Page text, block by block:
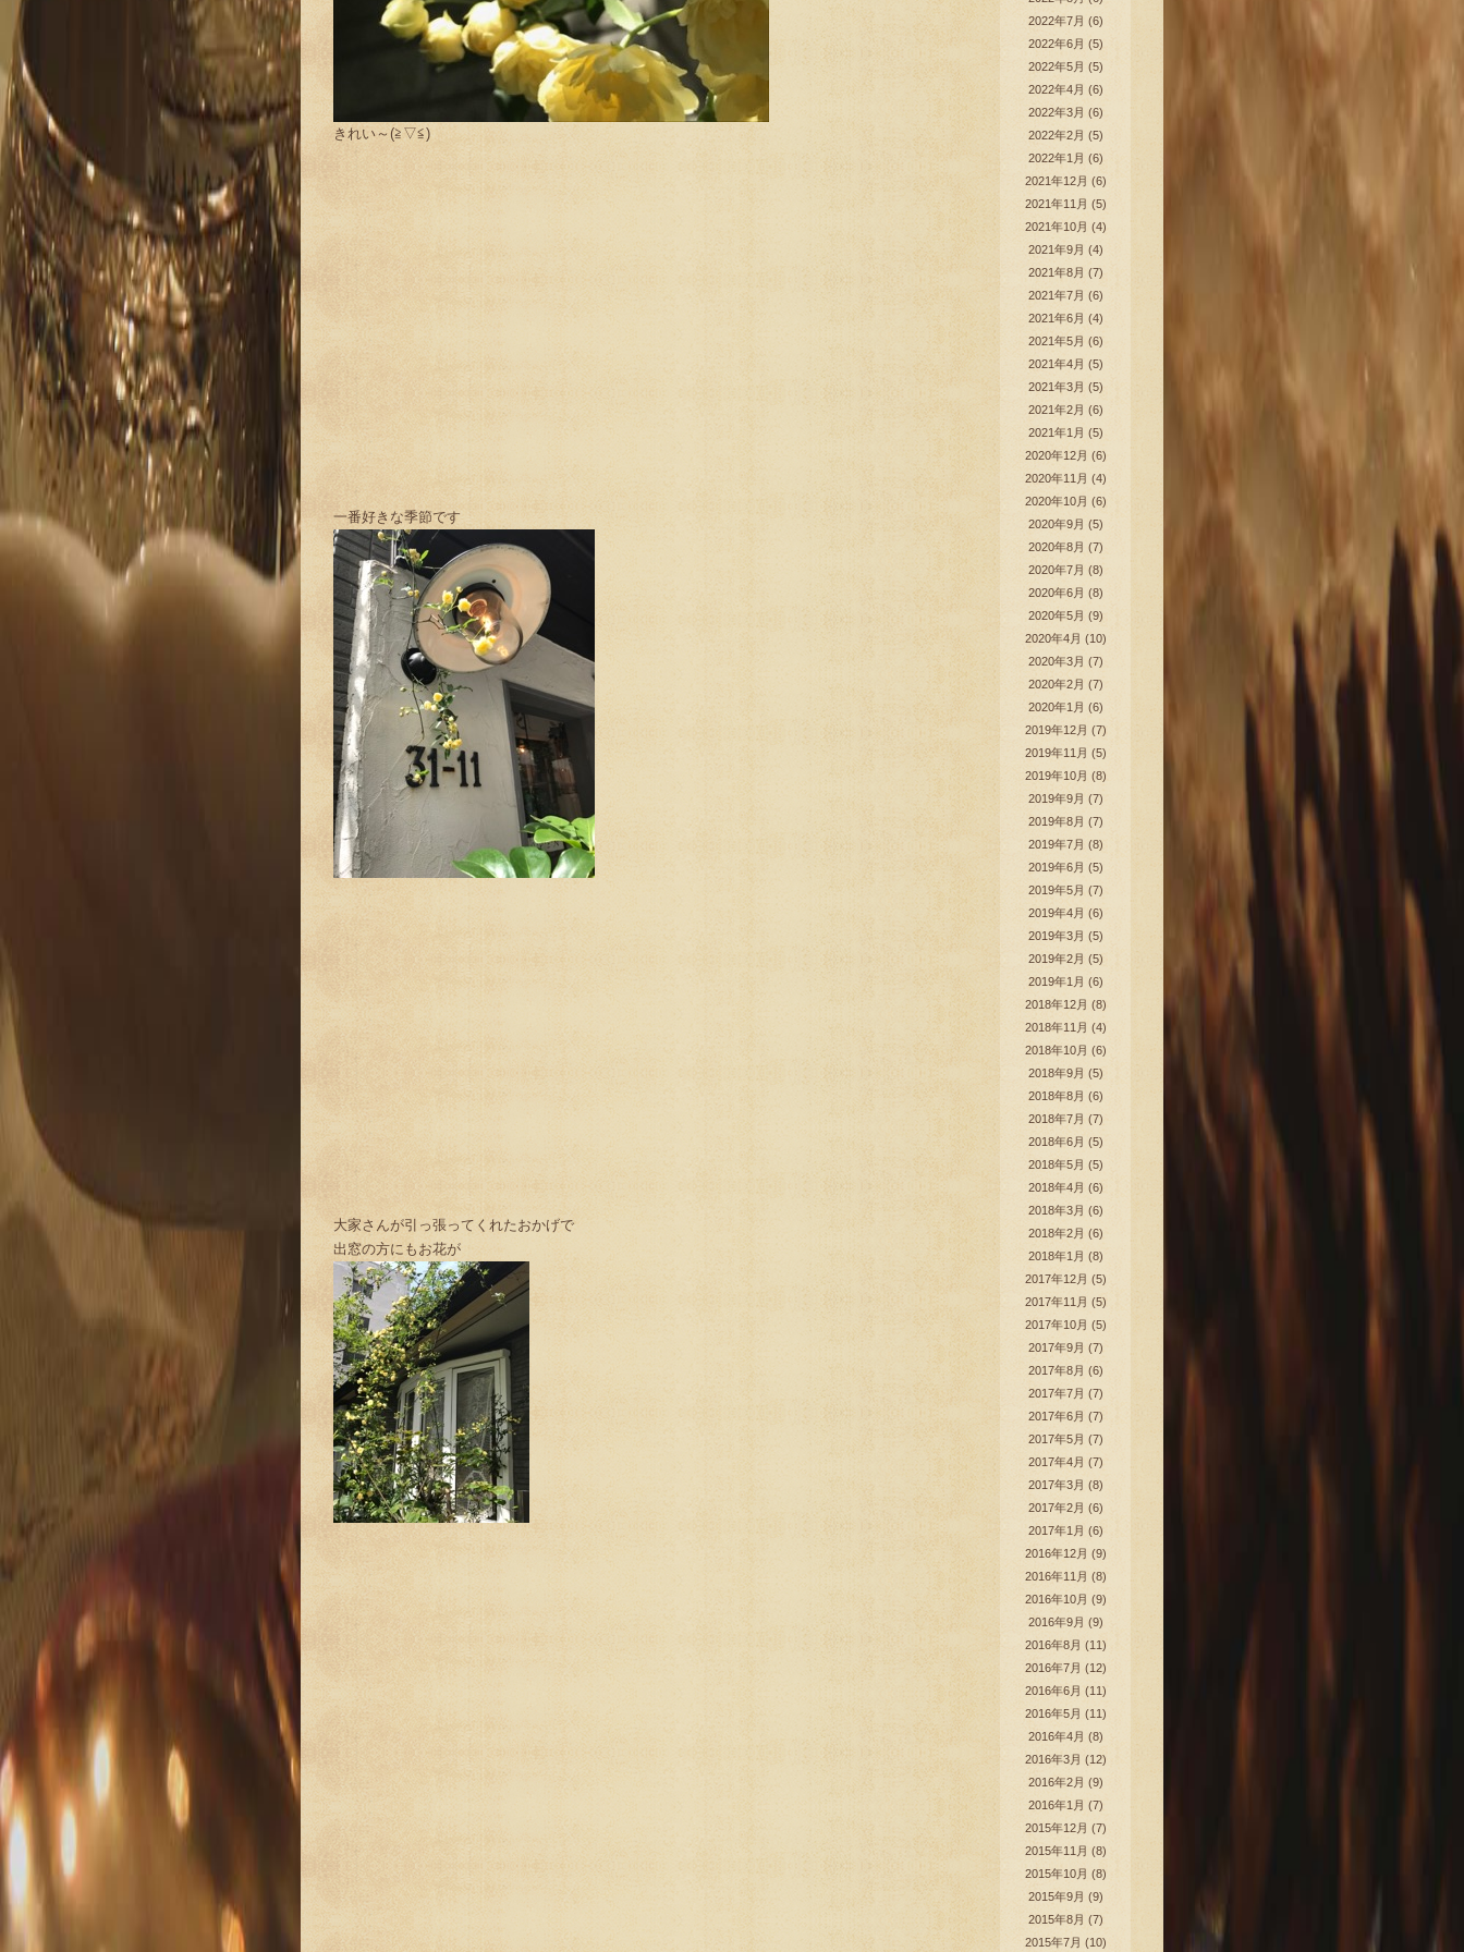
きれい～(≧▽≦)
一番好きな季節です
大家さんが引っ張ってくれたおかげで
出窓の方にもお花が
2022年7月 (6)
2022年6月 (5)
2022年5月 (5)
2022年4月 (6)
2022年3月 (6)
2022年2月 (5)
2022年1月 (6)
2021年12月 (6)
2021年11月 (5)
2021年10月 (4)
2021年9月 (4)
2021年8月 (7)
2021年7月 (6)
2021年6月 (4)
2021年5月 (6)
2021年4月 (5)
2021年3月 (5)
2021年2月 (6)
2021年1月 (5)
2020年12月 (6)
2020年11月 (4)
2020年10月 (6)
2020年9月 (5)
2020年8月 (7)
2020年7月 (8)
2020年6月 (8)
2020年5月 (9)
2020年4月 (10)
2020年3月 (7)
2020年2月 (7)
2020年1月 (6)
2019年12月 (7)
2019年11月 (5)
2019年10月 (8)
2019年9月 (7)
2019年8月 (7)
2019年7月 (8)
2019年6月 (5)
2019年5月 (7)
2019年4月 (6)
2019年3月 (5)
2019年2月 (5)
2019年1月 (6)
2018年12月 (8)
2018年11月 (4)
2018年10月 (6)
2018年9月 (5)
2018年8月 (6)
2018年7月 (7)
2018年6月 (5)
2018年5月 (5)
2018年4月 (6)
2018年3月 (6)
2018年2月 (6)
2018年1月 (8)
2017年12月 (5)
2017年11月 (5)
2017年10月 (5)
2017年9月 (7)
2017年8月 (6)
2017年7月 (7)
2017年6月 (7)
2017年5月 (7)
2017年4月 (7)
2017年3月 (8)
2017年2月 (6)
2017年1月 (6)
2016年12月 (9)
2016年11月 (8)
2016年10月 (9)
2016年9月 (9)
2016年8月 (11)
2016年7月 (12)
2016年6月 (11)
2016年5月 (11)
2016年4月 (8)
2016年3月 (12)
2016年2月 (9)
2016年1月 (7)
2015年12月 (7)
2015年11月 (8)
2015年10月 (8)
2015年9月 (9)
2015年8月 (7)
2015年7月 (10)